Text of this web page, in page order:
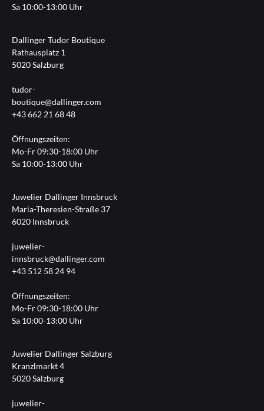
Sa 10:00-13:00 Uhr
Dallinger Tudor Boutique
Rathausplatz 1
5020 Salzburg
tudor-
boutique@dallinger.com
+43 662 21 68 48
Öffnungszeiten:
Mo-Fr 09:30-18:00 Uhr
Sa 10:00-13:00 Uhr
Juwelier Dallinger Innsbruck
Maria-Theresien-Straße 37
6020 Innsbruck
juwelier-
innsbruck@dallinger.com
+43 512 58 24 94
Öffnungszeiten:
Mo-Fr 09:30-18:00 Uhr
Sa 10:00-13:00 Uhr
Juwelier Dallinger Salzburg
Kranzlmarkt 4
5020 Salzburg
juwelier-